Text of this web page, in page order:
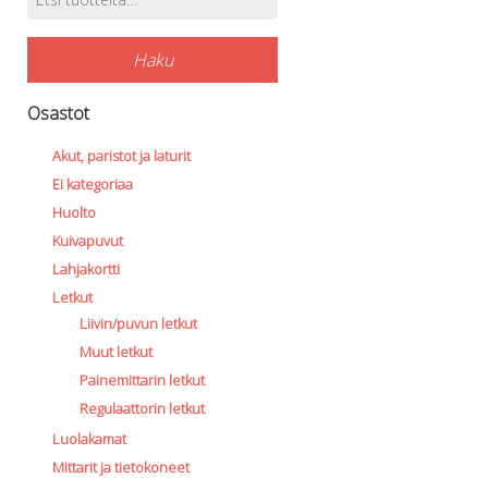
Haku
Osastot
Akut, paristot ja laturit
Ei kategoriaa
Huolto
Kuivapuvut
Lahjakortti
Letkut
Liivin/puvun letkut
Muut letkut
Painemittarin letkut
Regulaattorin letkut
Luolakamat
Mittarit ja tietokoneet